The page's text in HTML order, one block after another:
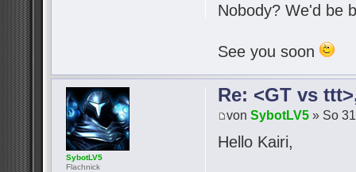
Nobody? We'd be
See you soon
Re: <GT vs
vonSybotLV5 » So
Hello Kairi,
SybotLV5
Flachnick